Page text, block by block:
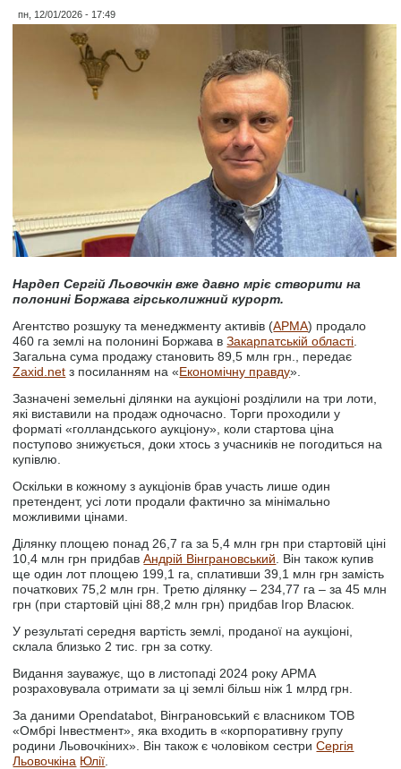
пн, 12/01/2026 - 17:49
Нардеп Сергій Льовочкін вже давно мріє створити на
полонині Боржава гірськолижний курорт.
Агентство розшуку та менеджменту активів (АРМА) продало
460 га землі на полонині Боржава вЗакарпатській області
Загальна сума продажу становить 89,5 млн грн., передає
Zaxid.net з посиланням на «Економічну правду».
Зазначені земельні ділянки на аукціоні розділили на три лоти,
які виставили на продаж одночасно. Торги проходили у
форматі «голландського аукціону», коли стартова ціна
поступово знижується, доки хтось з учасників не погодиться на
купівлю.
Оскільки в кожному з аукціонів брав участь лише один
претендент, усі лоти продали фактично за мінімально
можливими цінами.
Ділянку площею понад 26,7 га за 5,4 млн грн при стартовій ціні
10,4 млн грн придбавАндрій Вінграновський . Він також купив
ще один лот площею 199,1 га, сплативши 39,1 млн грн замість
початкових 75,2 млн грн. Третю ділянку – 234,77 га – за 45 млн
грн (при стартовій ціні 88,2 млн грн) придбав Ігор Власюк.
У результаті середня вартість землі, проданої на аукціоні,
склала близько 2 тис. грн за сотку.
Видання зауважує, що в листопаді 2024 року АРМА
розраховувала отримати за ці землі більш ніж 1 млрд грн.
За даними Opendatabot, Вінграновський є власником ТОВ
«Омбрі Інвестмент», яка входить в «корпоративну групу
родини Льовочкіних». Він також є чоловіком сестриСергія
Льовочкіна Юлії